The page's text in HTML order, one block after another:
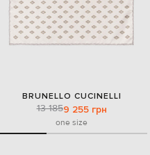
BRUNELLO CUCINELLI
13 1859 255 грн
one size